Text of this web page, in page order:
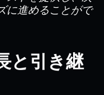
に進めることがで
と引き継